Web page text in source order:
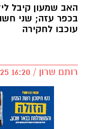
האב שמעון קיבל
בכפר עזה; שני
עוכבו לחקירה
רותם שרון / 16:20 17.04.25